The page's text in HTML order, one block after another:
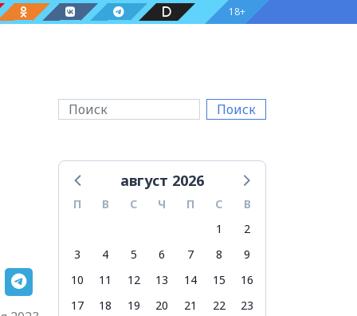
18+
Поиск
август 2026
П В С Ч П С
В
1
2
3
4 5 6 7 8
9
10
11 12 13 14 15
16
17
18 19 20 21 22
23